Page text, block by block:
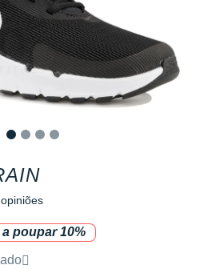
opiniões
poupar 10%
pela marca